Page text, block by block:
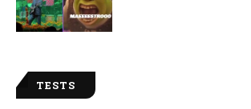
TESTS